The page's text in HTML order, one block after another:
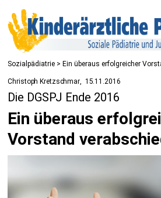
Sozialpädiatrie > Ein überaus erfolgreicher
Christoph Kretzschmar 15.11.2016
Die DGSPJ Ende 2016
Ein überaus
Vorstand